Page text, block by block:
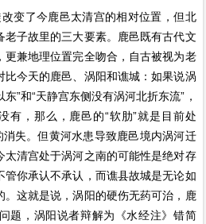
变了今鹿邑太清宫的相对位置，但北
子故里的三大要素。鹿邑既有古代文
更兼地理位置完全吻合，自古被视为老
今天的鹿邑、涡阳和谯城：如果说涡
”和“天静宫东侧没有涡河北折东流”，
有，那么，鹿邑的“软肋”就是目前处
消失。但黄河水患导致鹿邑境内涡河迁
太清宫处于涡河之南的可能性是绝对存
你承认不承认，而谯县故城是无论如
。这就是说，涡阳的硬伤无药可治，鹿
题，涡阳说者辩解为《水经注》错简